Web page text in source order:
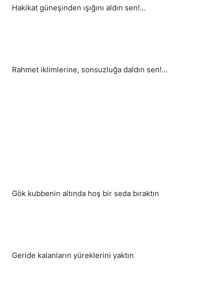
Hakikat güneşinden ışığını aldın sen!...
Rahmet iklimlerine, sonsuzluğa daldın sen!...
Gök kubbenin altında hoş bir seda bıraktın
Geride kalanların yüreklerini yaktın